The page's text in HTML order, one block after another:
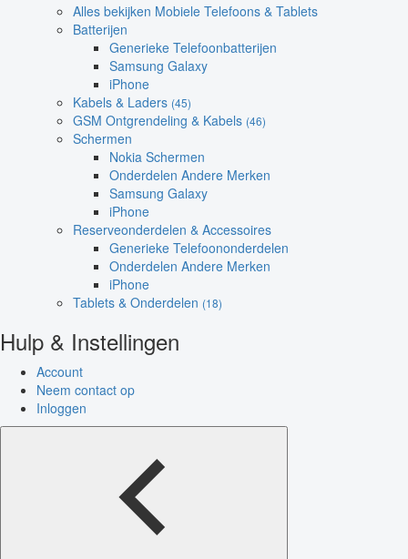
Alles bekijken Mobiele Telefoons & Tablets
Batterijen
Generieke Telefoonbatterijen
Samsung Galaxy
iPhone
Kabels & Laders (45)
GSM Ontgrendeling & Kabels (46)
Schermen
Nokia Schermen
Onderdelen Andere Merken
Samsung Galaxy
iPhone
Reserveonderdelen & Accessoires
Generieke Telefoononderdelen
Onderdelen Andere Merken
iPhone
Tablets & Onderdelen (18)
Hulp & Instellingen
Account
Neem contact op
Inloggen